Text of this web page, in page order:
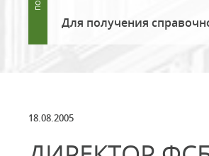
Для получения
18.08.2005